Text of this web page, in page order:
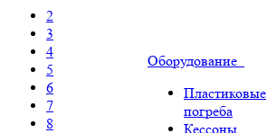
2
3
4
5
6
7
8
Оборудование
Пластиковые
погреба
Кессоны